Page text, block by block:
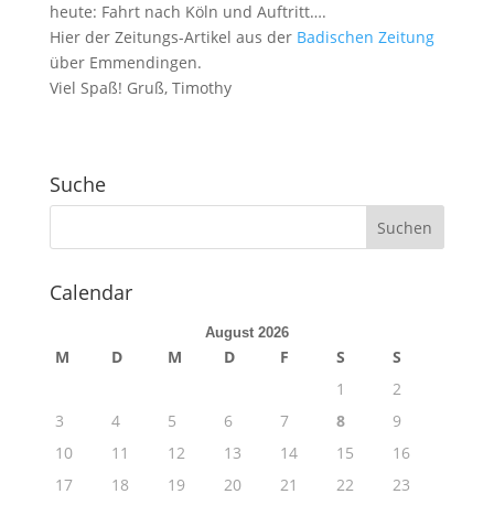
heute: Fahrt nach Köln und Auftritt….
Hier der Zeitungs-Artikel aus der Badischen Zeitung
über Emmendingen.
Viel Spaß! Gruß, Timothy
Suche
Calendar
August 2026
M D M D F S
S
1
2
3
4 5 6 7 8
9
10
11 12 13 14 15
16
17
18 19 20 21 22
23